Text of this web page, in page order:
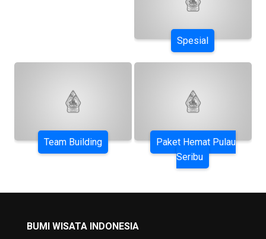
Spesial
Team Building
Paket Hemat Pulau
Seribu
BUMI WISATA INDONESIA